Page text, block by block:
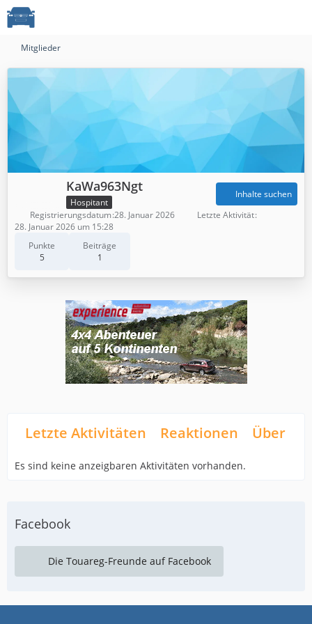
Mitglieder
KaWa963Ngt
Hospitant
Punkte
5
Beiträge
1
Inhalte suchen
Registrierungsdatum 28. Januar 2026
Letzte Aktivität
28. Januar 2026 um 15:28
Letzte Aktivitäten Reaktionen Über
Es sind keine anzeigbaren Aktivitäten vorhanden.
Facebook
Die Touareg-Freunde auf Facebook